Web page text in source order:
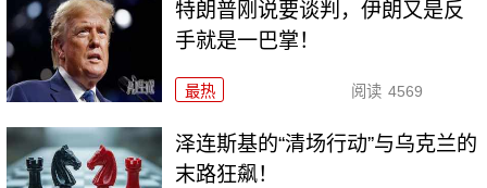
特朗普刚说要谈判，伊朗又是反
手就是一巴掌！
最热 阅读 4569
泽连斯基的“清场行动”与乌克兰的
末路狂飙！